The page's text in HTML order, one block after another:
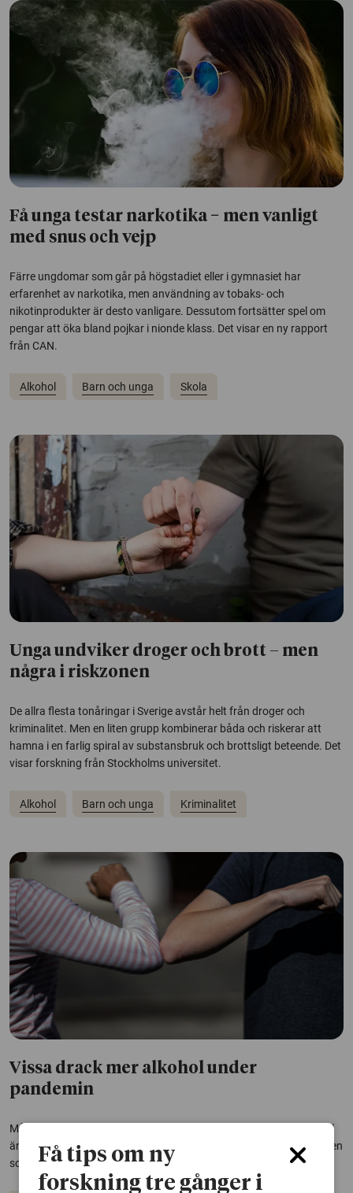
Få unga testar narkotika − men vanligt
med snus och vejp
Färre ungdomar som går på högstadiet eller i gymnasiet har
erfarenhet av narkotika, men användning av tobaks- och
nikotinprodukter är desto vanligare. Dessutom fortsätter spel om
pengar att öka bland pojkar i nionde klass. Det visar en ny rapport
från CAN.
Alkohol Barn och unga Skola
Unga undviker droger och brott – men
några i riskzonen
De allra flesta tonåringar i Sverige avstår helt från droger och
kriminalitet. Men en liten grupp kombinerar båda och riskerar att
hamna i en farlig spiral av substansbruk och brottsligt beteende. Det
visar forskning från Stockholms universitet.
Alkohol Barn och unga Kriminalitet
Vissa drack mer alkohol under
pandemin
Många som mådde sämre psykiskt av pandemin drack mer alkohol
än de brukade. Samtidigt fanns det personer som mådde sämre men
som drack mindre, det var framför allt yngre.
Få tips om ny
forskning tre gånger i